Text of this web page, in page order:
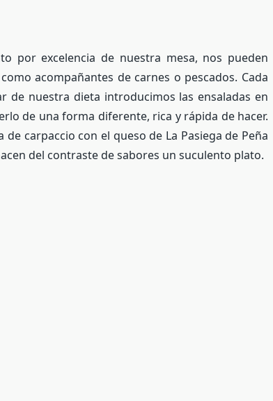
por excelencia de nuestra mesa, nos pueden
acompañantes de carnes o pescados. Cada
de nuestra dieta introducimos las ensaladas en
de una forma diferente, rica y rápida de hacer.
carpaccio con el queso de La Pasiega de Peña
del contraste de sabores un suculento plato.